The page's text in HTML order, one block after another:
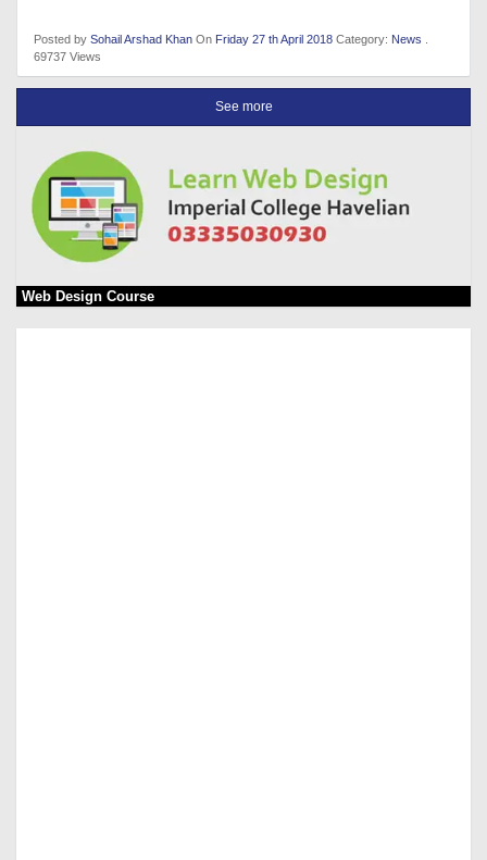
Posted by Sohail Arshad Khan On Friday 27 th April 2018 Category: News
69737 Views
See more
Web Design Course